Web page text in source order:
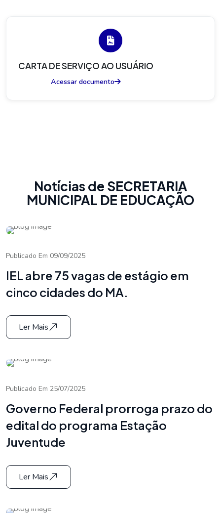
CARTA DE SERVIÇO AO USUÁRIO
Acessar documento
Notícias de SECRETARIA
MUNICIPAL DE EDUCAÇÃO
Publicado Em 09/09/2025
IEL abre 75 vagas de estágio em
cinco cidades do MA.
Ler Mais
Publicado Em 25/07/2025
Governo Federal prorroga prazo do
edital do programa Estação
Juventude
Ler Mais